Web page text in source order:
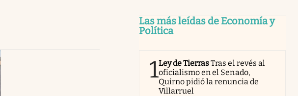
Las más leídas de Economía y
Política
1Ley de TierrasTras el revés al
oficialismo en el Senado,
Quirno pidió la renuncia de
Villarruel